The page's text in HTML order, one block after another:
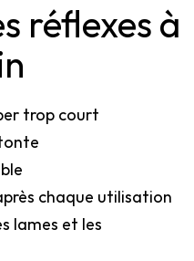
réflexes à
trop court
chaque utilisation
lames et les